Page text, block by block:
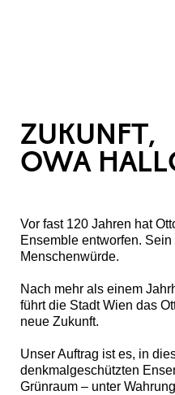
ZUKUNFT,
OWA
Vor fast 120 Jahren hat
Ensemble entworfen.
Menschenwürde.
Nach mehr als einem
führt die Stadt Wien das
neue Zukunft.
Unser Auftrag ist es, in
denkmalgeschützten
Grünraum – unter